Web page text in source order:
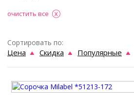
очистить все
Сортировать по:
Цена Скидка Популярные